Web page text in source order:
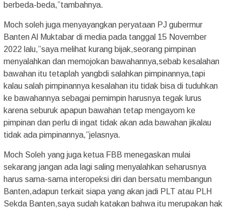
berbeda-beda,”tambahnya.
Moch soleh juga menyayangkan peryataan PJ gubermur
Banten Al Muktabar di media pada tanggal 15 November
2022 lalu,”saya melihat kurang bijak,seorang pimpinan
menyalahkan dan memojokan bawahannya,sebab kesalahan
bawahan itu tetaplah yangbdi salahkan pimpinannya,tapi
kalau salah pimpinannya kesalahan itu tidak bisa di tuduhkan
ke bawahannya sebagai pemimpin harusnya tegak lurus
karena seburuk apapun bawahan tetap mengayom ke
pimpinan dan perlu di ingat tidak akan ada bawahan jikalau
tidak ada pimpinannya,”jelasnya.
Moch Soleh yang juga ketua FBB menegaskan mulai
sekarang jangan ada lagi saling menyalahkan seharusnya
harus sama-sama interopeksi diri dan bersatu membangun
Banten,adapun terkait siapa yang akan jadi PLT atau PLH
Sekda Banten,saya sudah katakan bahwa itu merupakan hak